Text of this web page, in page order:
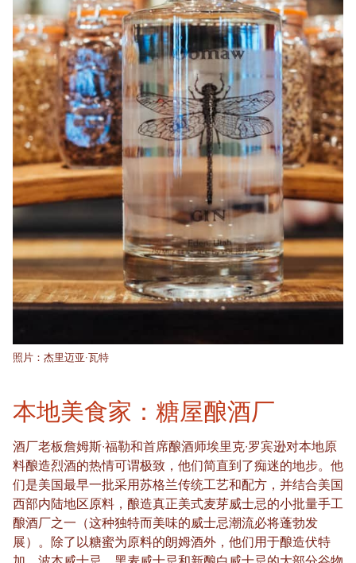
照片：杰里迈亚·瓦特
本地美食家：糖屋酿酒厂
酒厂老板詹姆斯·福勒和首席酿酒师埃里克·罗宾逊对本地原
料酿造烈酒的热情可谓极致，他们简直到了痴迷的地步。他
们是美国最早一批采用苏格兰传统工艺和配方，并结合美国
西部内陆地区原料，酿造真正美式麦芽威士忌的小批量手工
酿酒厂之一（这种独特而美味的威士忌潮流必将蓬勃发
展）。除了以糖蜜为原料的朗姆酒外，他们用于酿造伏特